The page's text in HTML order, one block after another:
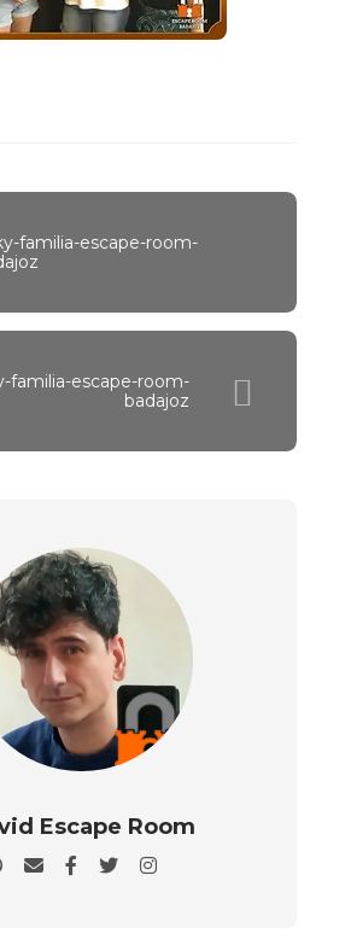
familia-escape-room-
familia-escape-room-
badajoz
Escape Room